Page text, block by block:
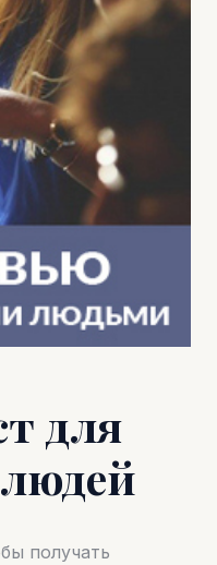
для
получать